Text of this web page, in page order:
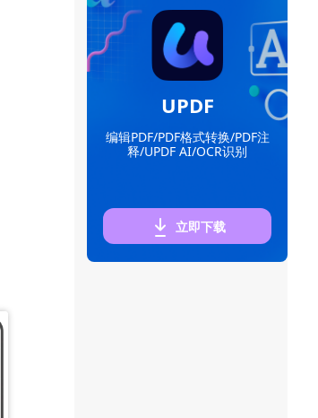
UPDF
编辑PDF/PDF格式转换/PDF注
释/UPDF AI/OCR识别
立即下载